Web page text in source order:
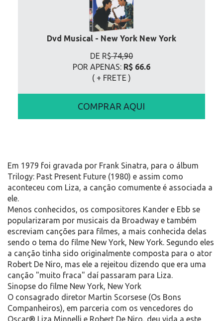
Dvd Musical - New York New York
DE R$74,90
POR APENAS:R$ 66.6
( + FRETE)
COMPRAR AQUI
Em 1979 foi gravada por Frank Sinatra, para o álbum
Trilogy: Past Present Future (1980) e assim como
aconteceu com Liza, a canção comumente é associada a
ele.
Menos conhecidos, os compositores Kander e Ebb se
popularizaram por musicais da Broadway e também
escreviam canções para filmes, a mais conhecida delas
sendo o tema do filme New York, New York. Segundo eles
a canção tinha sido originalmente composta para o ator
Robert De Niro, mas ele a rejeitou dizendo que era uma
canção "muito fraca" daí passaram para Liza.
Sinopse do filme New York, New York
O consagrado diretor Martin Scorsese (Os Bons
Companheiros), em parceria com os vencedores do
Oscar® Liza Minnelli e Robert De Niro, deu vida a este